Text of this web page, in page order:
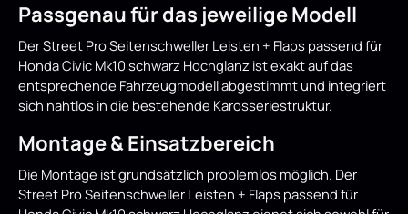
Passgenau für das jeweilige Modell
Der Street Pro Seitenschweller Leisten + Flaps passend für
Honda Civic Mk10 schwarz Hochglanz ist exakt auf das
entsprechende Fahrzeugmodell abgestimmt und integriert
sich nahtlos in die bestehende Karosseriestruktur.
Montage & Einsatzbereich
Die Montage ist grundsätzlich problemlos möglich. Der
Street Pro Seitenschweller Leisten + Flaps passend für